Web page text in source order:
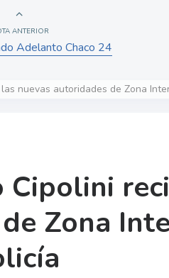
ANTERIOR
Adelanto Chaco 24
nuevas autoridades de Zona
Zona